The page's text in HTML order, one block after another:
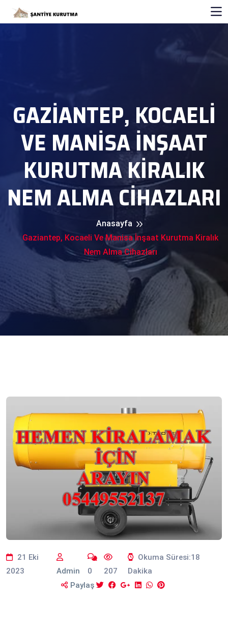
GAZIANTEP, KOCAELI
VE MANISA İNŞAAT
KURUTMA KIRALIK
NEM ALMA CIHAZLARI
Anasayfa
Gaziantep, Kocaeli Ve Manisa İnşaat Kurutma Kiralık
Nem Alma Cihazları
21 Eki
2023
Admin 0 207
Okuma Süresi:18
Dakika
Paylaş